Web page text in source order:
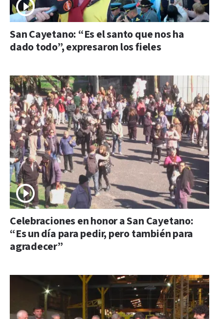
San Cayetano: “Es el santo que nos ha
dado todo”, expresaron los fieles
Celebraciones en honor a San Cayetano:
“Es un día para pedir, pero también para
agradecer”